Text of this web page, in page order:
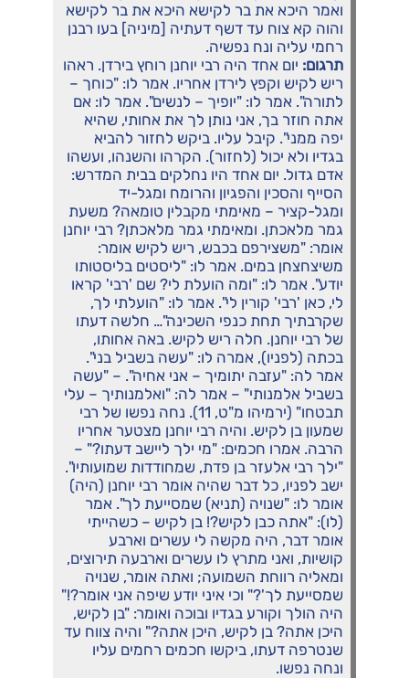
ואמר היכא את בר לקישא היכא את בר לקישא
והוה קא צוח עד דשף דעתיה [מיניה] בעו רבנן
רחמי עליה ונח נפשיה.
תרגום: יום אחד היה רבי יוחנן רוחץ בירדן. ראהו
ריש לקיש וקפץ לירדן אחריו. אמר לו: "כוחך –
לתורה". אמר לו: "יופיך – לנשים". אמר לו: אם
אתה חוזר בך, אני נותן לך את אחותי, שהיא
יפה ממני". קיבל עליו. ביקש לחזור להביא
בגדיו ולא יכול (לחזור). הקרהו והשנהו, ועשהו
אדם גדול. יום אחד היו נחלקים בבית המדרש:
הסייף והסכין והפגיון והרומח ומגל-יד
ומגל-קציר – מאימתי מקבלין טומאה? משעת
גמר מלאכתן. ומאימתי גמר מלאכתן? רבי יוחנן
אומר: "משצירפם בכבש, ריש לקיש אומר:
משיצחצחן במים. אמר לו: "ליסטים בליסטותו
יודע". אמר לו: "ומה הועלת לי? שם 'רבי' קראו
לי, כאן 'רבי' קורין לי". אמר לו: "הועלתי לך,
שקרבתיך תחת כנפי השכינה"… חלשה דעתו
של רבי יוחנן. חלה ריש לקיש. באה אחותו,
בכתה (לפניו), אמרה לו: "עשה בשביל בני".
אמר לה: "עזבה יתומיך – אני אחיה". – "עשה
בשביל אלמנותי" – אמר לה: "ואלמנותיך – עלי
תבטחו" (ירמיהו מ"ט, 11). נחה נפשו של רבי
שמעון בן לקיש. והיה רבי יוחנן מצטער אחריו
הרבה. אמרו חכמים: "מי ילך ליישב דעתו?" –
"ילך רבי אלעזר בן פדת, שמחודדות שמועותיו".
ישב לפניו, כל דבר שהיה אומר רבי יוחנן (היה)
אומר לו: "שנויה (תניא) שמסייעת לך". אמר
(לו): "אתה כבן לקיש?! בן לקיש – כשהייתי
אומר דבר, היה מקשה לי עשרים וארבע
קושיות, ואני מתרץ לו עשרים וארבעה תירוצים,
ומאליה רווחת השמועה; ואתה אומר, שנויה
שמסייעת לך'?" וכי איני יודע שיפה אני אומר?!"
היה הולך וקורע בגדיו ובוכה ואומר: "בן לקיש,
היכן אתה? בן לקיש, היכן אתה?" והיה צווח עד
שנטרפה דעתו, ביקשו חכמים רחמים עליו
ונחה נפשו.